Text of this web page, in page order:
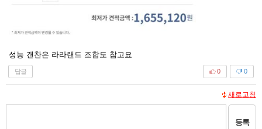
성능 갠찬은 라라랜드 조합도 참고요
답글 0
0
새로고침
등록